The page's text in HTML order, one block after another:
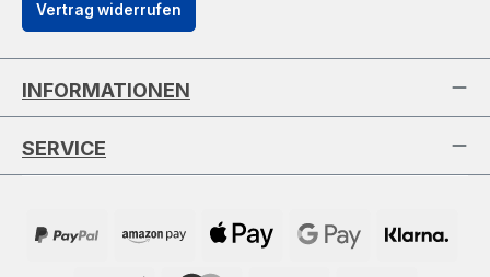
Vertrag widerrufen
INFORMATIONEN
SERVICE